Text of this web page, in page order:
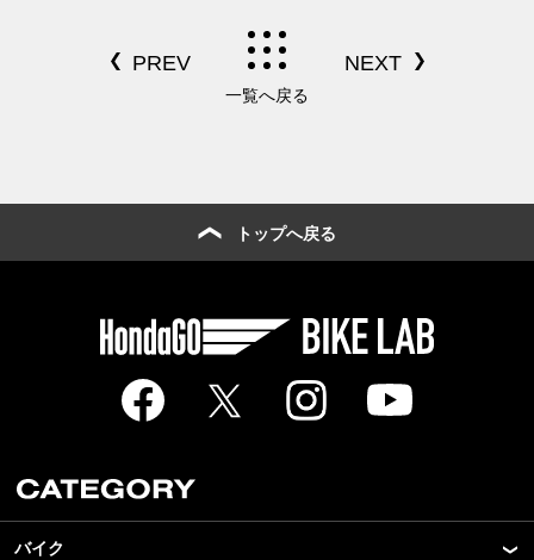
一覧へ戻る
トップへ戻る
バイク